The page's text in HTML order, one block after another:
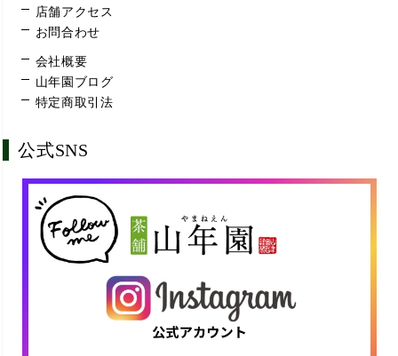
店舗アクセス
お問合わせ
会社概要
山年園ブログ
特定商取引法
公式SNS